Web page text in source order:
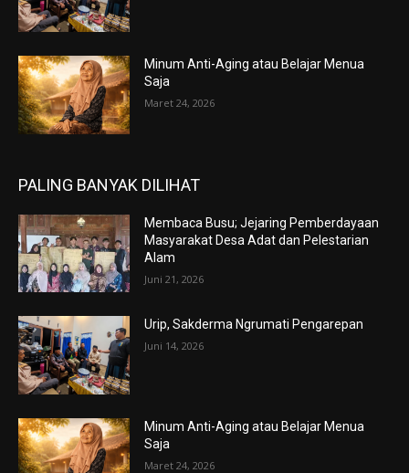
Minum Anti-Aging atau Belajar Menua
Saja
Maret 24, 2026
PALING BANYAK DILIHAT
Membaca Busu; Jejaring Pemberdayaan
Masyarakat Desa Adat dan Pelestarian
Alam
Juni 21, 2026
Urip, Sakderma Ngrumati Pengarepan
Juni 14, 2026
Minum Anti-Aging atau Belajar Menua
Saja
Maret 24, 2026